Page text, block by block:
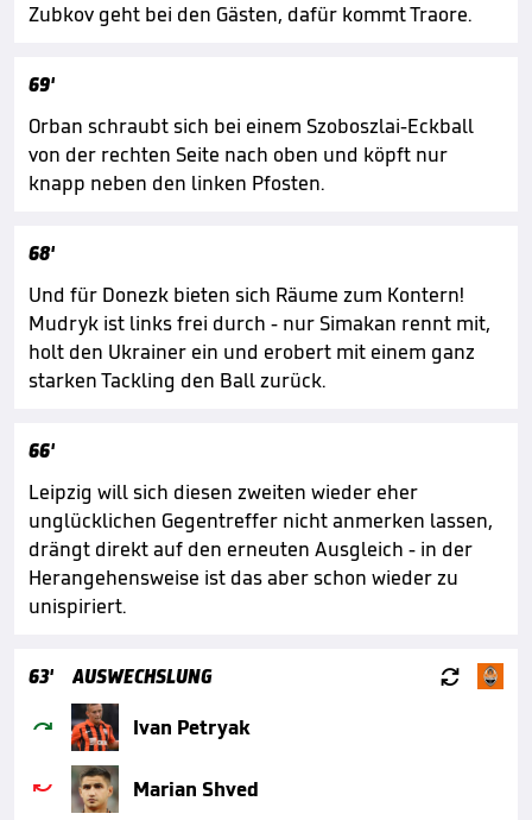
Zubkov geht bei den Gästen, dafür kommt Traore.
69'
Orban schraubt sich bei einem Szoboszlai-Eckball
von der rechten Seite nach oben und köpft nur
knapp neben den linken Pfosten.
68'
Und für Donezk bieten sich Räume zum Kontern!
Mudryk ist links frei durch - nur Simakan rennt mit,
holt den Ukrainer ein und erobert mit einem ganz
starken Tackling den Ball zurück.
66'
Leipzig will sich diesen zweiten wieder eher
unglücklichen Gegentreffer nicht anmerken lassen,
drängt direkt auf den erneuten Ausgleich - in der
Herangehensweise ist das aber schon wieder zu
unispiriert.
63' AUSWECHSLUNG 
 Ivan Petryak

Marian Shved